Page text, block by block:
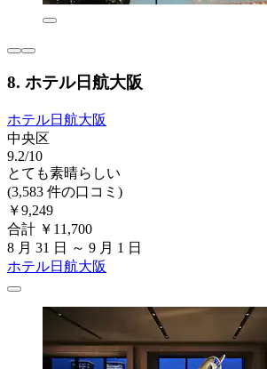
8. ホテル日航大阪
ホテル日航大阪
中央区
9.2/10
とても素晴らしい
(3,583 件の口コミ)
￥9,249
合計 ￥11,700
8 月 31 日 ～ 9 月 1 日
ホテル日航大阪